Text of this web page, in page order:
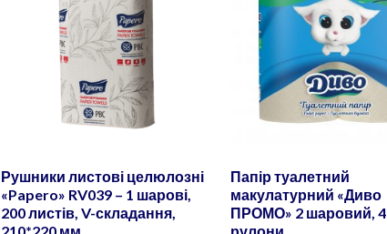
Рушники листові целюлозні
«Papero» RV039 – 1 шарові,
200 листів, V-складання,
Папір туалетний
макулатурний «Диво
ПРОМО» 2 шаровий, 4